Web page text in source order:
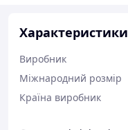
Виробник
Міжнародний розмір
Країна виробник